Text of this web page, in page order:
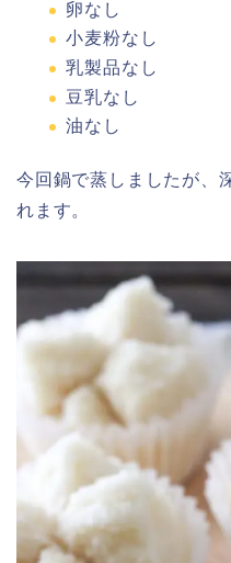
卵なし
小麦粉なし
乳製品なし
豆乳なし
油なし
今回鍋で蒸しましたが、
れます。